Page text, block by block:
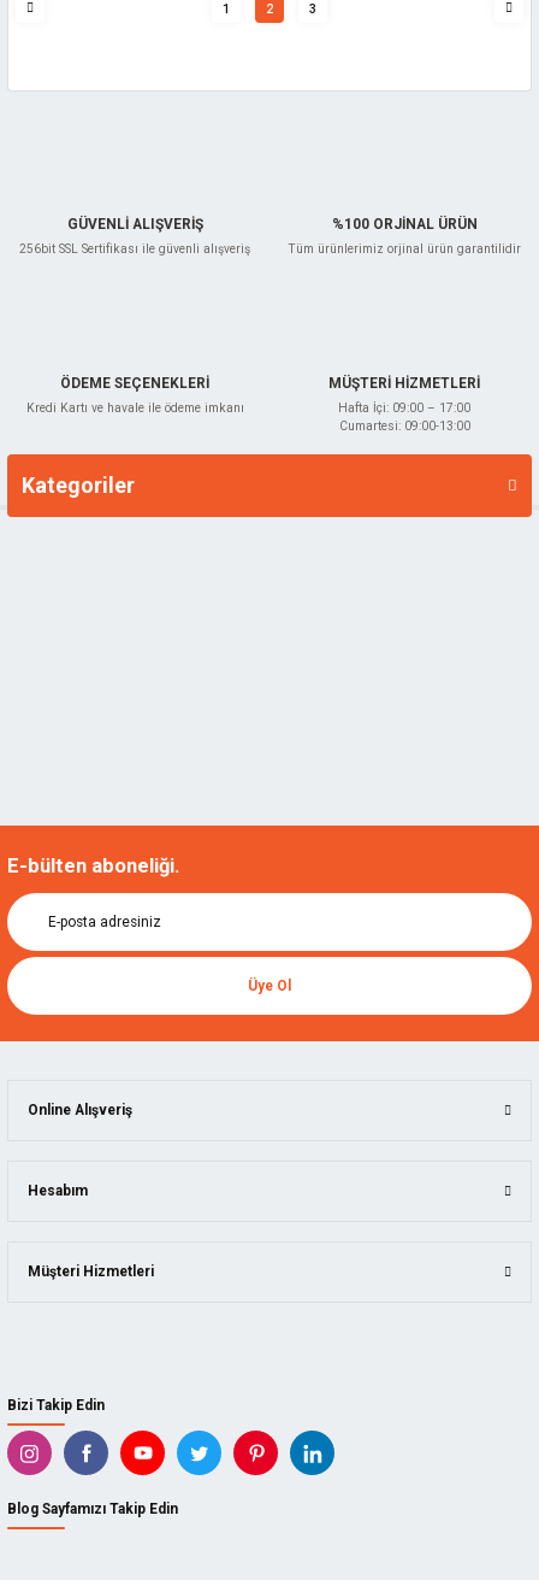
1 2 3
GÜVENLİ ALIŞVERİŞ
256bit SSL Sertifikası ile güvenli alışveriş
%100 ORJİNAL ÜRÜN
Tüm ürünlerimiz orjinal ürün garantilidir
ÖDEME SEÇENEKLERİ
Kredi Kartı ve havale ile ödeme imkanı
MÜŞTERİ HİZMETLERİ
Hafta İçi: 09:00 – 17:00
Cumartesi: 09:00-13:00
Kategoriler
Markalar
E-bülten aboneliği.
Üye Ol
Bizi Takip Edin
Blog Sayfamızı Takip Edin
Online Alışveriş
Hesabım
Müşteri Hizmetleri